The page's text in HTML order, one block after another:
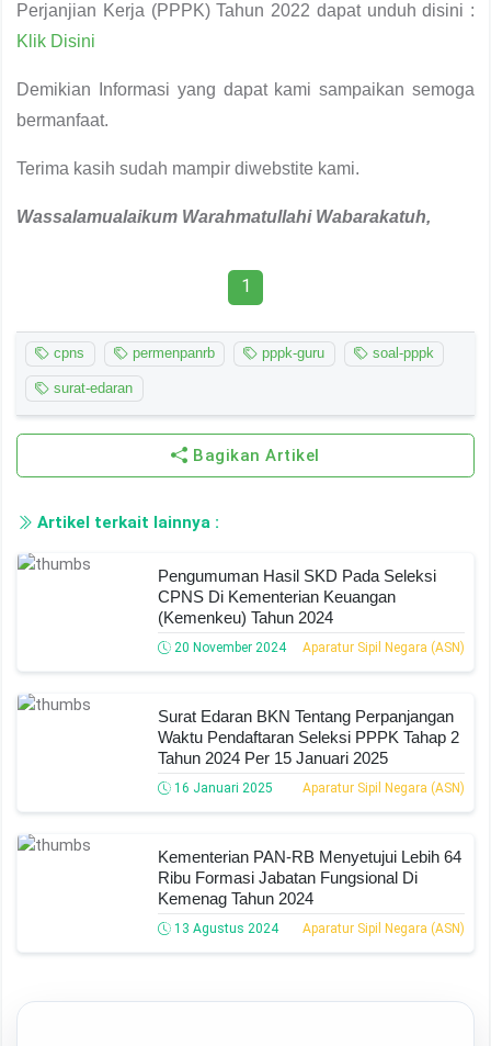
Perjanjian Kerja (PPPK) Tahun 2022 dapat unduh disini :
Klik Disini
Demikian Informasi yang dapat kami sampaikan semoga
bermanfaat.
Terima kasih sudah mampir diwebstite kami.
Wassalamualaikum Warahmatullahi Wabarakatuh,
1
cpns permenpanrb pppk-guru soal-pppk
surat-edaran
Bagikan Artikel
Artikel terkait lainnya :
Pengumuman Hasil SKD Pada Seleksi
CPNS Di Kementerian Keuangan
(Kemenkeu) Tahun 2024
20 November 2024 Aparatur Sipil Negara (ASN)
Surat Edaran BKN Tentang Perpanjangan
Waktu Pendaftaran Seleksi PPPK Tahap 2
Tahun 2024 Per 15 Januari 2025
16 Januari 2025 Aparatur Sipil Negara (ASN)
Kementerian PAN-RB Menyetujui Lebih 64
Ribu Formasi Jabatan Fungsional Di
Kemenag Tahun 2024
13 Agustus 2024 Aparatur Sipil Negara (ASN)